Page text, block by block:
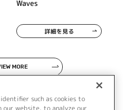
Waves
詳細を見る
MORE
such as cookies to
our website, to analyze our